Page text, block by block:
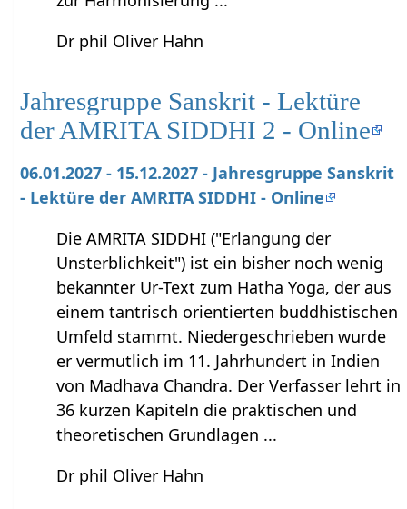
Dr phil Oliver Hahn
Jahresgruppe Sanskrit - Lektüre
der AMRITA SIDDHI 2 - Online
06.01.2027 - 15.12.2027 - Jahresgruppe Sanskrit
- Lektüre der AMRITA SIDDHI - Online
Die AMRITA SIDDHI ("Erlangung der
Unsterblichkeit") ist ein bisher noch wenig
bekannter Ur-Text zum Hatha Yoga, der aus
einem tantrisch orientierten buddhistischen
Umfeld stammt. Niedergeschrieben wurde
er vermutlich im 11. Jahrhundert in Indien
von Madhava Chandra. Der Verfasser lehrt in
36 kurzen Kapiteln die praktischen und
theoretischen Grundlagen ...
Dr phil Oliver Hahn